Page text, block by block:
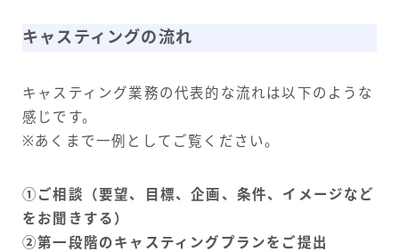
キャスティングの流れ
キャスティング業務の代表的な流れは以下のような
感じです。
※あくまで一例としてご覧ください。
①ご相談（要望、目標、企画、条件、イメージなど
をお聞きする）
②第一段階のキャスティングプランをご提出